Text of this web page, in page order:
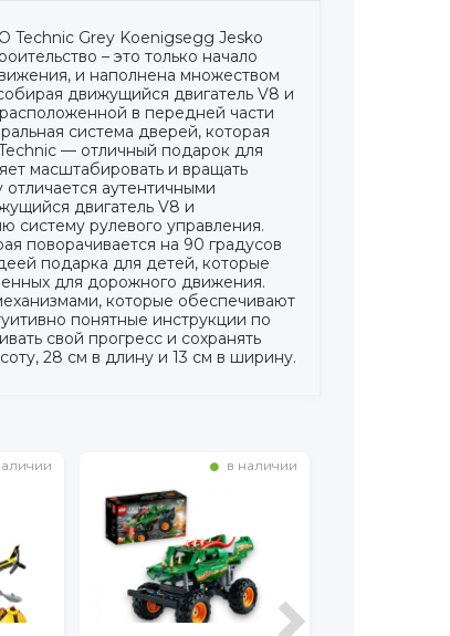
Technic Grey Koenigsegg Jesko
– это только начало
и наполнена множеством
движущийся двигатель V8 и
в передней части
система дверей, которая
— отличный подарок для
масштабировать и вращать
аутентичными
двигатель V8 и
рулевого управления.
поворачивается на 90 градусов
подарка для детей, которые
для дорожного движения.
которые обеспечивают
понятные инструкции по
свой прогресс и сохранять
28 см в длину и 13 см в ширину.
в наличии